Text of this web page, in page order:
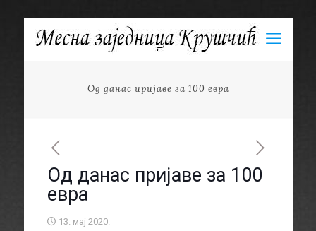
Од данас пријаве за 100 евра
Од данас пријаве за 100
евра
13. мај 2020.